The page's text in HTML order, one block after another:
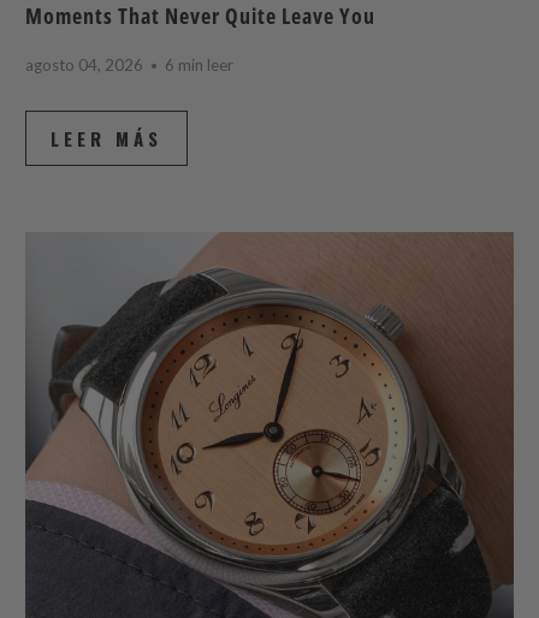
Moments That Never Quite Leave You
agosto 04, 2026 6 min leer
LEER MÁS